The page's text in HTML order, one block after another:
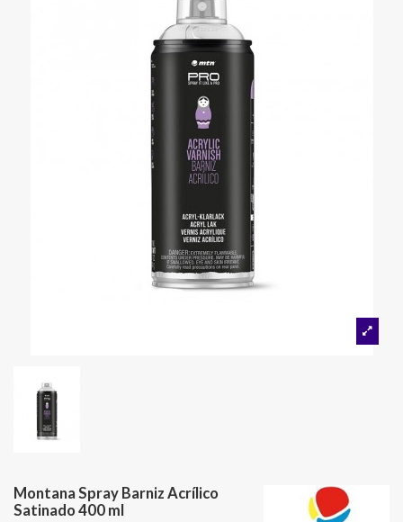
Montana Spray Barniz Acrílico
Satinado 400 ml